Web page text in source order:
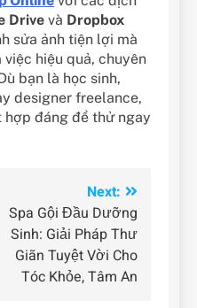
Drive và Dropbox
sửa ảnh tiện lợi mà
hiệu quả, chuyên
bạn là học sinh,
designer freelance,
đáng để thử ngay
Next:
Spa Gội Đầu Dưỡng
Sinh: Giải Pháp Thư
Giãn Tuyệt Vời Cho
Tóc Khỏe, Tâm An